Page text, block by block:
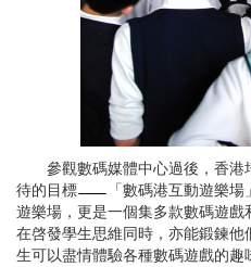
參觀數碼媒體中心過後，香港
待的目標
「數碼港互動遊樂
遊樂場，更是一個集多款數碼遊戲
在啓發學生思維同時，亦能鍛鍊
生可以盡情體驗各種數碼遊戲的